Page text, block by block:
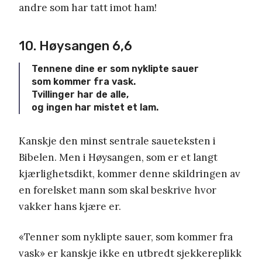
andre som har tatt imot ham!
10. Høysangen 6,6
Tennene dine er som nyklipte sauer
som kommer fra vask.
Tvillinger har de alle,
og ingen har mistet et lam.
Kanskje den minst sentrale saueteksten i
Bibelen. Men i Høysangen, som er et langt
kjærlighetsdikt, kommer denne skildringen av
en forelsket mann som skal beskrive hvor
vakker hans kjære er.
«Tenner som nyklipte sauer, som kommer fra
vask» er kanskje ikke en utbredt sjekkereplikk